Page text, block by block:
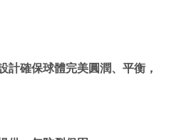
計確保球體完美圓潤、平衡，